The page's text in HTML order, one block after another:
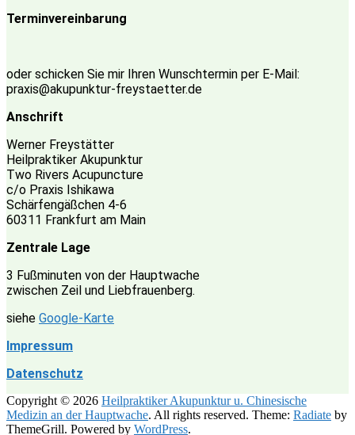
Terminvereinbarung
oder schicken Sie mir Ihren Wunschtermin per E-Mail:
praxis@akupunktur-freystaetter.de
Anschrift
Werner Freystätter
Heilpraktiker Akupunktur
Two Rivers Acupuncture
c/o Praxis Ishikawa
Schärfengäßchen 4-6
60311 Frankfurt am Main
Zentrale Lage
3 Fußminuten von der Hauptwache
zwischen Zeil und Liebfrauenberg.
siehe Google-Karte
Impressum
Datenschutz
Copyright © 2026 Heilpraktiker Akupunktur u. Chinesische
Medizin an der Hauptwache. All rights reserved. Theme: Radiate by
ThemeGrill. Powered by WordPress.